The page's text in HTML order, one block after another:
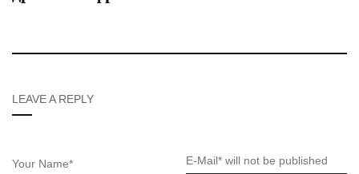
LEAVE A REPLY